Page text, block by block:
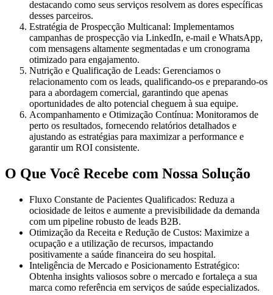
destacando como seus serviços resolvem as dores específicas
desses parceiros.
Estratégia de Prospecção Multicanal: Implementamos
campanhas de prospecção via LinkedIn, e-mail e WhatsApp,
com mensagens altamente segmentadas e um cronograma
otimizado para engajamento.
Nutrição e Qualificação de Leads: Gerenciamos o
relacionamento com os leads, qualificando-os e preparando-os
para a abordagem comercial, garantindo que apenas
oportunidades de alto potencial cheguem à sua equipe.
Acompanhamento e Otimização Contínua: Monitoramos de
perto os resultados, fornecendo relatórios detalhados e
ajustando as estratégias para maximizar a performance e
garantir um ROI consistente.
O Que Você Recebe com Nossa Solução
Fluxo Constante de Pacientes Qualificados: Reduza a
ociosidade de leitos e aumente a previsibilidade da demanda
com um pipeline robusto de leads B2B.
Otimização da Receita e Redução de Custos: Maximize a
ocupação e a utilização de recursos, impactando
positivamente a saúde financeira do seu hospital.
Inteligência de Mercado e Posicionamento Estratégico:
Obtenha insights valiosos sobre o mercado e fortaleça a sua
marca como referência em serviços de saúde especializados.